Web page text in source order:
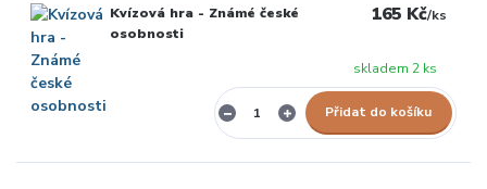
Kvízová hra - Známé české
osobnosti
165 Kč/ks
skladem 2 ks
Přidat do košíku